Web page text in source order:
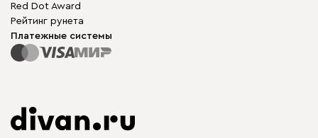
Red Dot Award
Рейтинг рунета
Платежные системы